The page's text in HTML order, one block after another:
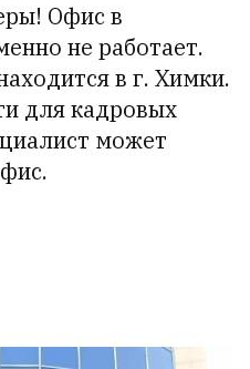
Офис в
не работает.
в г. Химки.
для кадровых
может